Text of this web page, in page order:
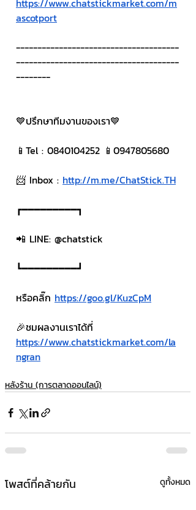
https://www.chatstickmarket.com/m
ascotport
--------------------------------------
--------------------------------------
--------
💙ปรึกษาทีมงานของเรา💙
📱Tel : 0840104252 📱0947805680
📨 Inbox : http://m.me/ChatStick.TH
┏━━━━━━━━━┓
📲 LINE: @chatstick
┗━━━━━━━━━┛
หรือคลิ๊ก https://goo.gl/KuzCpM
🎉ชมผลงานเราได้ที่
https://www.chatstickmarket.com/la
ngran
หลังร้าน (การตลาดออนไลน์)
โพสต์ที่คล้ายกัน ดูทั้งหมด